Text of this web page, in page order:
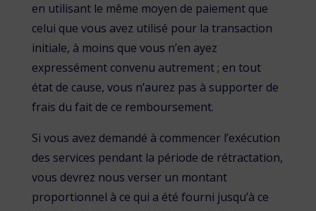
en utilisant le même moyen de paiement que
celui que vous avez utilisé pour la transaction
initiale, à moins que vous n’en ayez
expressément convenu autrement ; en tout
état de cause, vous n’aurez pas à supporter de
frais du fait de ce remboursement.
Si vous avez demandé à commencer l’exécution
des services pendant la période de rétractation,
vous devrez nous verser un montant
proportionnel à ce qui a été fourni jusqu’à ce